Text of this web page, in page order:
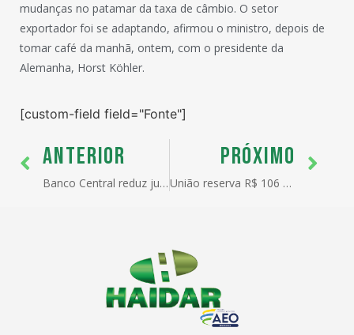
mudanças no patamar da taxa de câmbio. O setor
exportador foi se adaptando, afirmou o ministro, depois de
tomar café da manhã, ontem, com o presidente da
Alemanha, Horst Köhler.
[custom-field field="Fonte"]
ANTERIOR
Banco Central reduz juros em 0,25 ponto
PRÓXIMO
União reserva R$ 106 mi; Codesp só usa R$ 11 mi